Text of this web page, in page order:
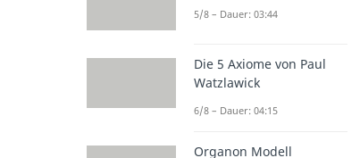
5/8 – Dauer: 03:44
Die 5 Axiome von Paul
Watzlawick
6/8 – Dauer: 04:15
Organon Modell